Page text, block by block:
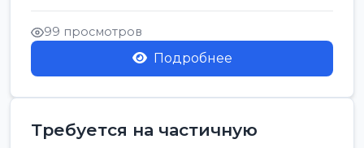
для всех...
99 просмотров
Подробнее
Требуется на частичную